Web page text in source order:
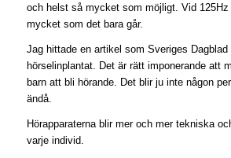
och helst så mycket som möjligt. Vid
mycket som det bara går.
Jag hittade en artikel som Sveriges
hörselinplantat. Det är rätt imponerande att
barn att bli hörande. Det blir ju inte någon
ändå.
Hörapparaterna blir mer och mer tekniska
varje individ.